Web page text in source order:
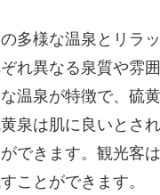
多様な温泉とリラ
れ異なる泉質や雰
温泉が特徴で、硫
泉は肌に良いとさ
できます。観光客
ことができます。